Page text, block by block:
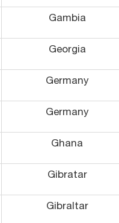
Gambia
Georgia
Germany
Germany
Ghana
Gibratar
Gibraltar